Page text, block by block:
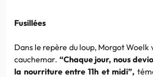
Fusillées
Dans le repère du loup, MorgotWoelk
cauchemar. “Chaque jour, nous
la nourriture entre11h et midi”,